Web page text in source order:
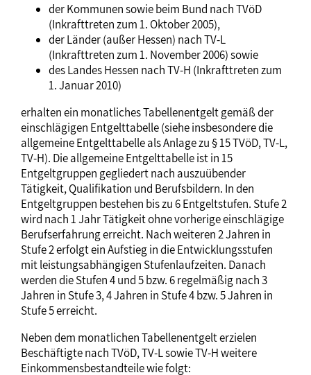
der Kommunen sowie beim Bund nach TVöD
(Inkrafttreten zum 1. Oktober 2005),
der Länder (außer Hessen) nach TV-L
(Inkrafttreten zum 1. November 2006) sowie
des Landes Hessen nach TV-H (Inkrafttreten zum
1. Januar 2010)
erhalten ein monatliches Tabellenentgelt gemäß der
einschlägigen Entgelttabelle (siehe insbesondere die
allgemeine Entgelttabelle als Anlage zu § 15 TVöD, TV-L,
TV-H). Die allgemeine Entgelttabelle ist in 15
Entgeltgruppen gegliedert nach auszuübender
Tätigkeit, Qualifikation und Berufsbildern. In den
Entgeltgruppen bestehen bis zu 6 Entgeltstufen. Stufe 2
wird nach 1 Jahr Tätigkeit ohne vorherige einschlägige
Berufserfahrung erreicht. Nach weiteren 2 Jahren in
Stufe 2 erfolgt ein Aufstieg in die Entwicklungsstufen
mit leistungsabhängigen Stufenlaufzeiten. Danach
werden die Stufen 4 und 5 bzw. 6 regelmäßig nach 3
Jahren in Stufe 3, 4 Jahren in Stufe 4 bzw. 5 Jahren in
Stufe 5 erreicht.
Neben dem monatlichen Tabellenentgelt erzielen
Beschäftigte nach TVöD, TV-L sowie TV-H weitere
Einkommensbestandteile wie folgt: